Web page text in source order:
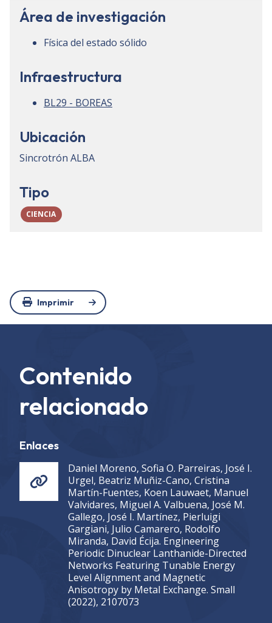
Área de investigación
Física del estado sólido
Infraestructura
BL29 - BOREAS
Ubicación
Sincrotrón ALBA
Tipo
CIENCIA
Imprimir
Contenido
relacionado
Enlaces
Daniel Moreno, Sofia O. Parreiras, José I.
Urgel, Beatriz Muñiz-Cano, Cristina
Martín-Fuentes, Koen Lauwaet, Manuel
Valvidares, Miguel A. Valbuena, José M.
Gallego, José I. Martínez, Pierluigi
Gargiani, Julio Camarero, Rodolfo
Miranda, David Écija. Engineering
Periodic Dinuclear Lanthanide-Directed
Networks Featuring Tunable Energy
Level Alignment and Magnetic
Anisotropy by Metal Exchange. Small
(2022), 2107073